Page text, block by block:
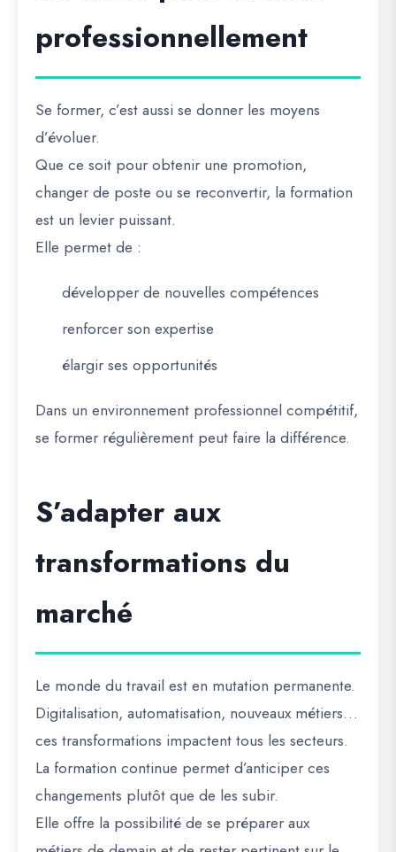
professionnellement
Se former, c’est aussi se donner les moyens
d’évoluer.
Que ce soit pour obtenir une promotion,
changer de poste ou se reconvertir, la formation
est un levier puissant.
Elle permet de :
développer de nouvelles compétences
renforcer son expertise
élargir ses opportunités
Dans un environnement professionnel compétitif,
se former régulièrement peut faire la différence.
S’adapter aux
transformations du
marché
Le monde du travail est en mutation permanente.
Digitalisation, automatisation, nouveaux métiers…
ces transformations impactent tous les secteurs.
La formation continue permet d’anticiper ces
changements plutôt que de les subir.
Elle offre la possibilité de se préparer aux